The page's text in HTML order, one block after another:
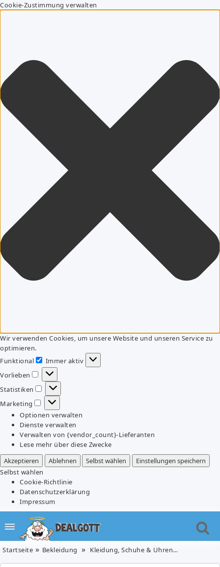
Cookie-Zustimmung verwalten
Wir verwenden Cookies, um unsere Website und unseren Service zu
optimieren.
Funktional
Funktional
Immer aktiv
Vorlieben
Vorlieben
Statistiken
Statistiken
Marketing
Marketing
Optionen verwalten
Dienste verwalten
Verwalten von {vendor_count}-Lieferanten
Lese mehr über diese Zwecke
Akzeptieren
Ablehnen Selbst wählen
Einstellungen speichern
Selbst wählen
Cookie-Richtlinie
Datenschutzerklärung
Impressum
Startseite Bekleidung Kleidung, Schuhe & Uhren